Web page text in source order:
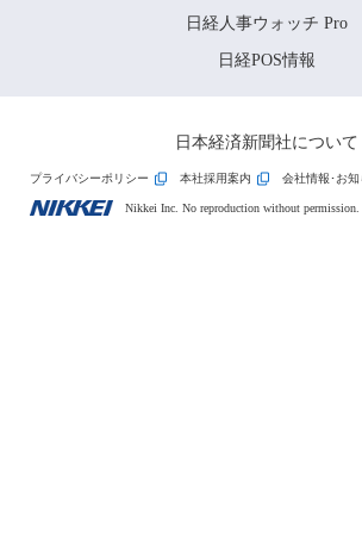
日経人事ウォッチ Pro
日経POS情報
日本経済新聞社について
プライバシーポリシー 本社採用案内 会社情報･お知
Nikkei Inc. No reproduction without permission.